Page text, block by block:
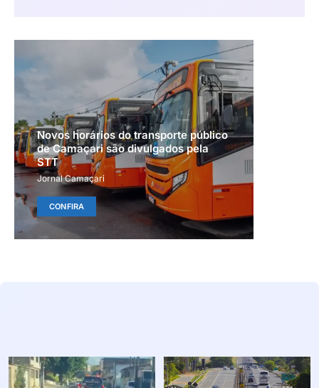
Novos horários do transporte público
de Camaçari são divulgados pela
STT
Jornal Camaçari
CONFIRA